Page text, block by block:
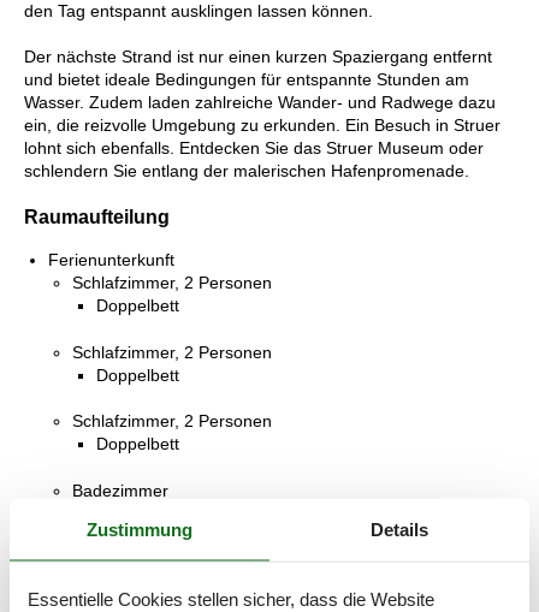
den Tag entspannt ausklingen lassen können.
Der nächste Strand ist nur einen kurzen Spaziergang entfernt
und bietet ideale Bedingungen für entspannte Stunden am
Wasser. Zudem laden zahlreiche Wander- und Radwege dazu
ein, die reizvolle Umgebung zu erkunden. Ein Besuch in Struer
lohnt sich ebenfalls. Entdecken Sie das Struer Museum oder
schlendern Sie entlang der malerischen Hafenpromenade.
Raumaufteilung
Ferienunterkunft
Schlafzimmer, 2 Personen
Doppelbett
Schlafzimmer, 2 Personen
Doppelbett
Schlafzimmer, 2 Personen
Doppelbett
Badezimmer
Toilette
Zustimmung Details
Essentielle Cookies stellen sicher, dass die Website